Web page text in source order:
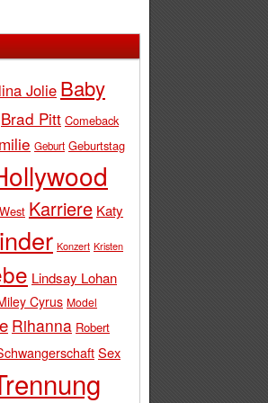
Jolie Baby
Brad Pitt Comeback
Geburt Geburtstag
Karriere Katy
Konzert Kristen
Lindsay Lohan
Cyrus Model
Rihanna Robert
Sex